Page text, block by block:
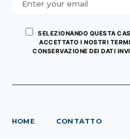
SELEZIONANDO QUESTA
ACCETTATO I NOSTRI
CONSERVAZIONE DEI DATI
HOME CONTATTO